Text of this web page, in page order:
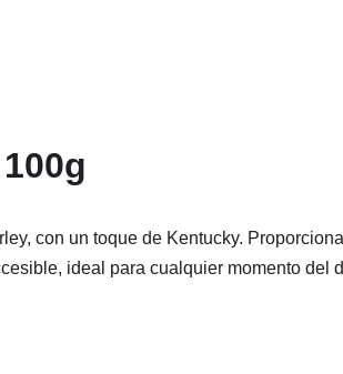
con un toque de Kentucky.
ideal para cualquier momento del